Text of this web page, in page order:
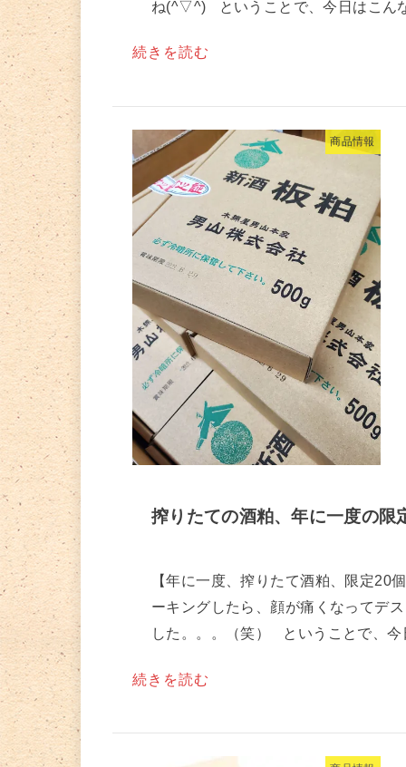
ね(^▽^) ㅤ ㅤ ということで、今日はこん
続きを読む
商品情報
搾りたての酒粕、年に一度の限
【年に一度、搾りたて酒粕、限定20
ーキングしたら、顔が痛くなってデ
した。。。（笑） ㅤ ㅤ ということで、
続きを読む